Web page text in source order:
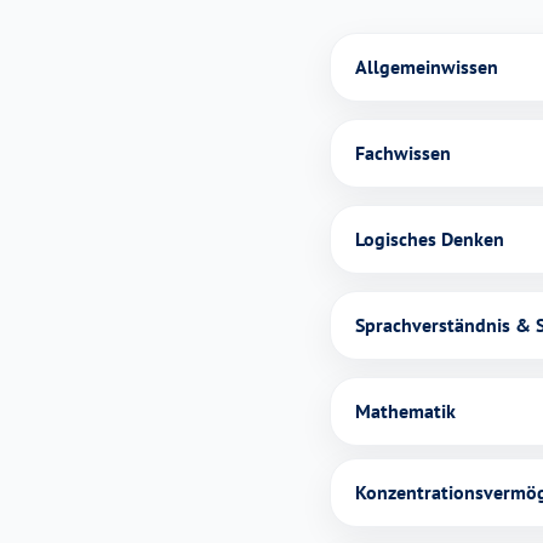
Allgemeinwissen
Fachwissen
Logisches Denken
Sprachverständnis &
Mathematik